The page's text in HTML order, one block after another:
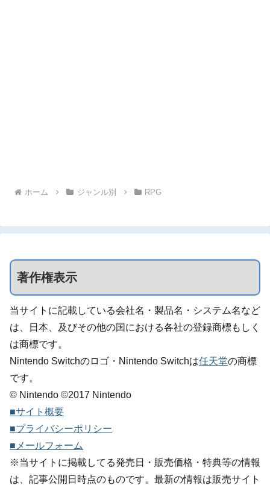
ホーム ジャンル別 RPG
著作権表示
当サイトに記載している会社名・製品名・システム名など
は、日本、及びその他の国における各社の登録商標もしく
は商標です。
Nintendo Switchのロゴ・Nintendo Switchは任天堂の商標
です。
© Nintendo ©2017 Nintendo
■サイト概要
■プライバシーポリシー
■メールフォーム
※当サイトに掲載してる発売日・販売価格・特典等の情報
は、記事公開日時点のものです。最新の情報は販売サイト